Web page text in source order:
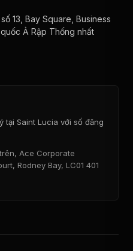
13, Bay Square, Business
Ả Rập Thống nhất
tại Saint Lucia với số đăng
Ace Corporate
Rodney Bay, LC01 401